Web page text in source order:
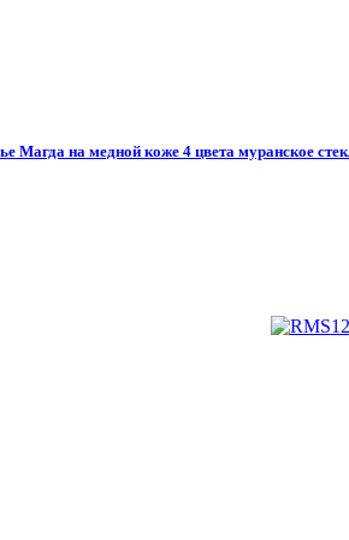
Магда на медной коже 4 цвета муранское